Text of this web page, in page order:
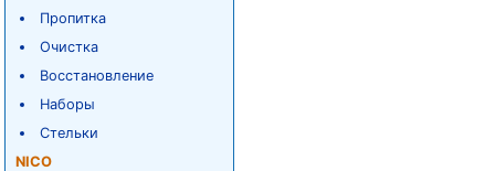
Пропитка
Очистка
Восстановление
Наборы
Стельки
NICO